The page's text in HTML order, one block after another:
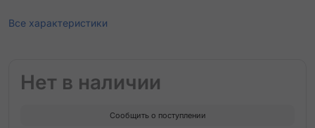
Все характеристики
Нет в наличии
Сообщить о поступлении